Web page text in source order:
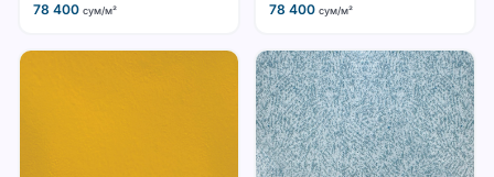
78 400 сум/м² 78 400 сум/м²